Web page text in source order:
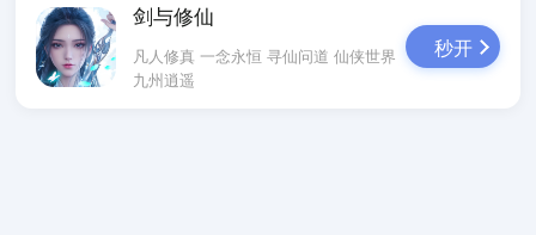
剑与修仙
凡人修真 一念永恒 寻仙问道 仙侠世界
九州逍遥
秒开